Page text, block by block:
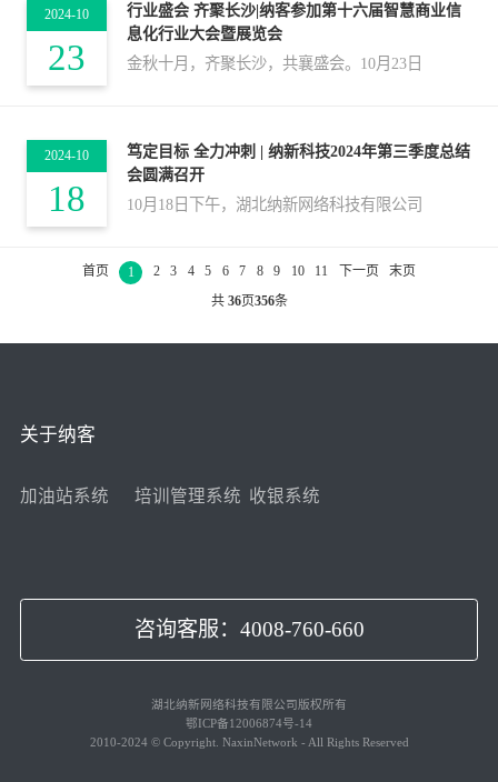
2024-10
23
行业盛会 齐聚长沙|纳客参加第十六届智慧商业信
息化行业大会暨展览会
金秋十月，齐聚长沙，共襄盛会。10月23日
2024-10
18
笃定目标 全力冲刺 | 纳新科技2024年第三季度总结
会圆满召开
10月18日下午，湖北纳新网络科技有限公司
首页 1 2 3 4 5 6 7 8 9 10 11 下一页
末页
共 36页356条
关于纳客
加油站系统 培训管理系统 收银系统
咨询客服：4008-760-660
湖北纳新网络科技有限公司版权所有
鄂ICP备12006874号-14
2010-2024 © Copyright. NaxinNetwork - All Rights Reserved